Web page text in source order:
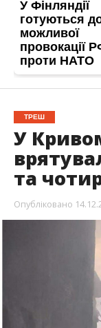
ТРЕШ
У
та
Опубліковано